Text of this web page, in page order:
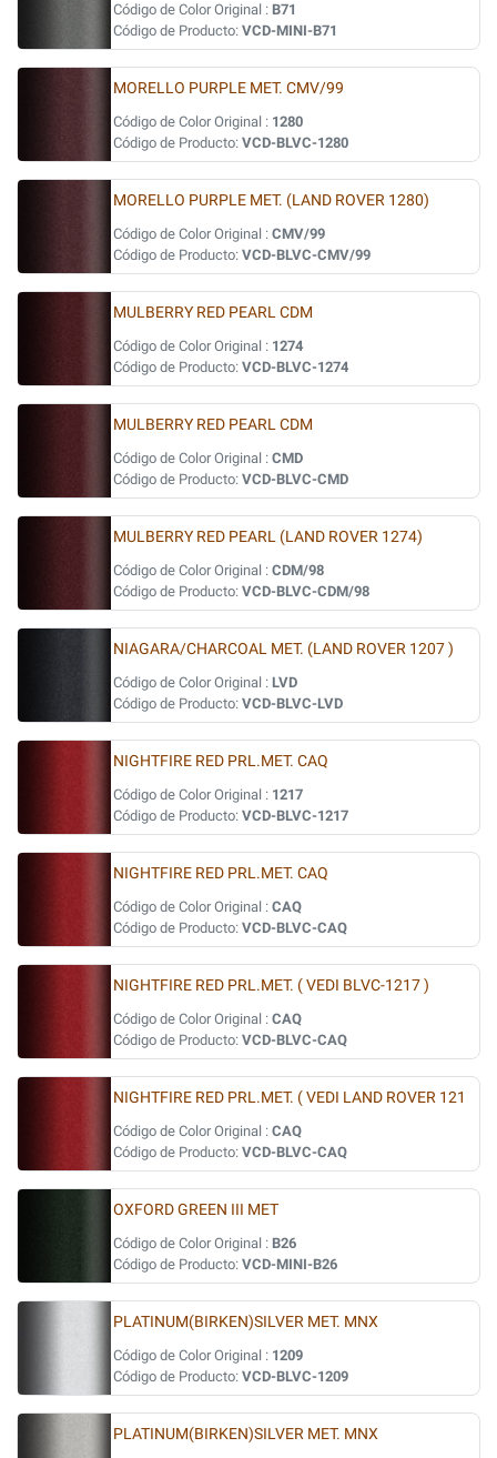
Código de Color Original : B71
Código de Producto: VCD-MINI-B71
MORELLO PURPLE MET. CMV/99
Código de Color Original : 1280
Código de Producto: VCD-BLVC-1280
MORELLO PURPLE MET. (LAND ROVER 1280)
Código de Color Original : CMV/99
Código de Producto: VCD-BLVC-CMV/99
MULBERRY RED PEARL CDM
Código de Color Original : 1274
Código de Producto: VCD-BLVC-1274
MULBERRY RED PEARL CDM
Código de Color Original : CMD
Código de Producto: VCD-BLVC-CMD
MULBERRY RED PEARL (LAND ROVER 1274)
Código de Color Original : CDM/98
Código de Producto: VCD-BLVC-CDM/98
NIAGARA/CHARCOAL MET. (LAND ROVER 1207 )
Código de Color Original : LVD
Código de Producto: VCD-BLVC-LVD
NIGHTFIRE RED PRL.MET. CAQ
Código de Color Original : 1217
Código de Producto: VCD-BLVC-1217
NIGHTFIRE RED PRL.MET. CAQ
Código de Color Original : CAQ
Código de Producto: VCD-BLVC-CAQ
NIGHTFIRE RED PRL.MET. ( VEDI BLVC-1217 )
Código de Color Original : CAQ
Código de Producto: VCD-BLVC-CAQ
NIGHTFIRE RED PRL.MET. ( VEDI LAND ROVER 121
Código de Color Original : CAQ
Código de Producto: VCD-BLVC-CAQ
OXFORD GREEN III MET
Código de Color Original : B26
Código de Producto: VCD-MINI-B26
PLATINUM(BIRKEN)SILVER MET. MNX
Código de Color Original : 1209
Código de Producto: VCD-BLVC-1209
PLATINUM(BIRKEN)SILVER MET. MNX